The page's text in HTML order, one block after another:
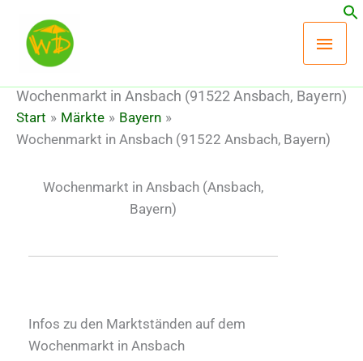
Inhalt
springen
Wochenmarkt in Ansbach (91522 Ansbach, Bayern)
Start Märkte
Bayern
Wochenmarkt in Ansbach (91522 Ansbach, Bayern)
Wochenmarkt in Ansbach (Ansbach,
Bayern)
Infos zu den Marktständen auf dem
Wochenmarkt in Ansbach